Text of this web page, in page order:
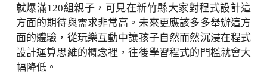
就爆滿120組親子，可見在新竹縣大家對程式設計這
方面的期待與需求非常高。未來更應該多多舉辦這方
面的體驗，從玩樂互動中讓孩子自然而然沉浸在程式
設計運算思維的概念裡，往後學習程式的門檻就會大
幅降低。